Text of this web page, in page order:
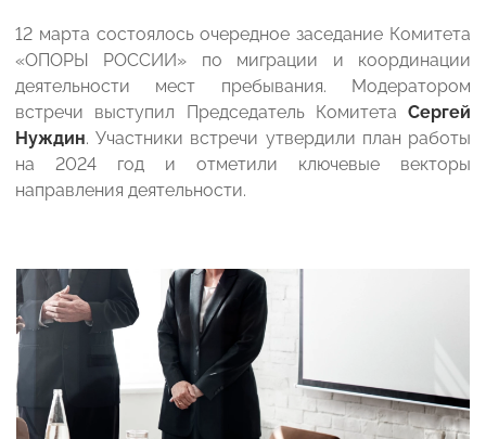
12 марта состоялось очередное заседание Комитета
«ОПОРЫ РОССИИ» по миграции и координации
деятельности мест пребывания. Модератором
встречи выступил Председатель Комитета Сергей
Нуждин. Участники встречи утвердили план работы
на 2024 год и отметили ключевые векторы
направления деятельности.